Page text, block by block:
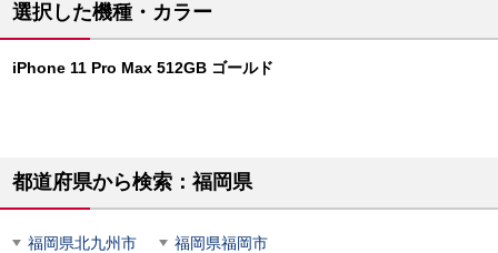
選択した機種・カラー
iPhone 11 Pro Max 512GB ゴールド
都道府県から検索：福岡県
福岡県北九州市
福岡県福岡市